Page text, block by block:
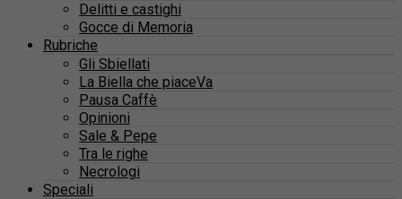
Delitti e castighi
Gocce di Memoria
Rubriche
Gli Sbiellati
La Biella che piaceVa
Pausa Caffè
Opinioni
Sale & Pepe
Tra le righe
Necrologi
Speciali